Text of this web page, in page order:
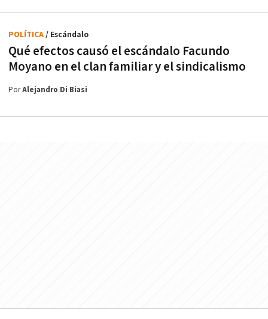
Qué efectos causó el escándalo Facundo
Moyano en el clan familiar y el sindicalismo
POLÍTICA/ Escándalo
PorAlejandro Di Biasi